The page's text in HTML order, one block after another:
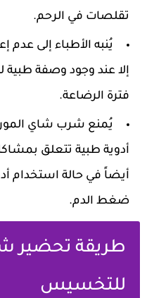
تقلصات في الرحم.
يُنبه الأطباء إلى عدم
إلا عند وجود وصفة طبية
فترة الرضاعة.
يُمنع شرب شاي
أدوية طبية تتعلق
أيضاً في حالة استخدام
ضغط الدم.
طريقة تحضير
للتخسيس